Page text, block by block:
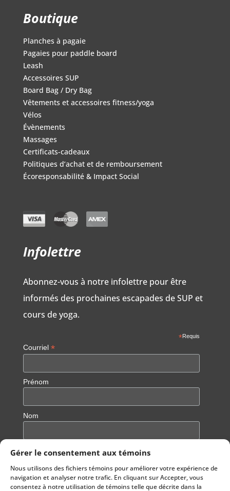
Gérer le consentement aux témoins
Nous utilisons des fichiers témoins pour améliorer votre expérience de
navigation et analyser notre trafic. En cliquant sur Accepter, vous
consentez à notre utilisation de témoins telle que décrite dans la
Boutique
Planches à pagaie
Pagaies pour paddle board
Leash
Accessoires SUP
Board Bag / Dry Bag
Vêtements et accessoires fitness/yoga
Vélos
Évènements
Massages
Certificats-cadeaux
Politiques d’achat et de remboursement
Écoresponsabilité & Impact Social
Infolettre
Abonnez-vous à notre infolettre pour être
informés des prochaines escapades de SUP et
cours de yoga.
*Requis
Courriel *
Prénom
Nom